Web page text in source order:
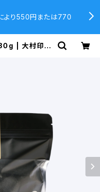
より550円または770
| 大村印刷